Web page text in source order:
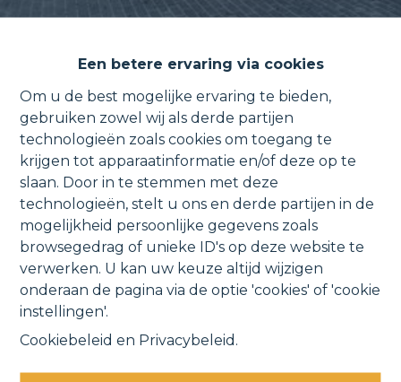
Een betere ervaring via cookies
Om u de best mogelijke ervaring te bieden,
gebruiken zowel wij als derde partijen
technologieën zoals cookies om toegang te
krijgen tot apparaatinformatie en/of deze op te
slaan. Door in te stemmen met deze
technologieën, stelt u ons en derde partijen in de
mogelijkheid persoonlijke gegevens zoals
browsegedrag of unieke ID's op deze website te
verwerken. U kan uw keuze altijd wijzigen
onderaan de pagina via de optie 'cookies' of 'cookie
instellingen'.
Cookiebeleid en Privacybeleid.
Halfopen bebouwing met
autostaanplaats en tuin.
Broekstraat 21 1, 1880 Ramsdonk
VERHUURD
Vorige Lijst Volgende